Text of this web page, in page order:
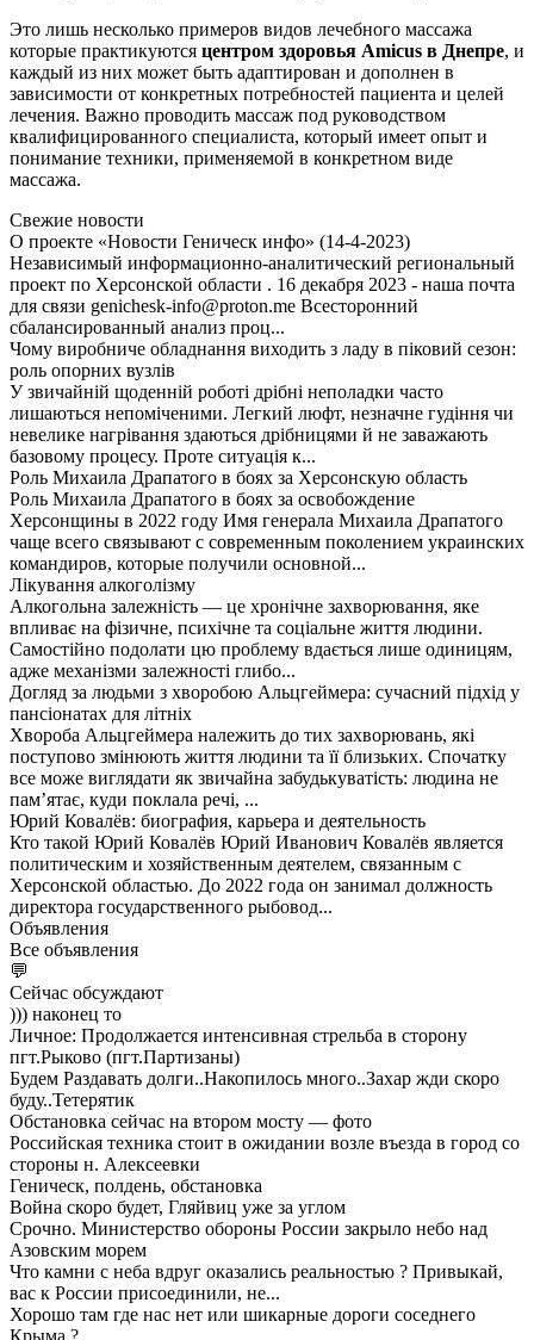
Это лишь несколько примеров видов лечебного массажа
которые практикуются центром здоровья Amicus в Днепре, и
каждый из них может быть адаптирован и дополнен в
зависимости от конкретных потребностей пациента и целей
лечения. Важно проводить массаж под руководством
квалифицированного специалиста, который имеет опыт и
понимание техники, применяемой в конкретном виде
массажа.
Свежие новости
О проекте «Новости Геническ инфо» (14-4-2023)
Независимый информационно-аналитический региональный
проект по Херсонской области . 16 декабря 2023 - наша почта
для связи genichesk-info@proton.me Всесторонний
сбалансированный анализ проц...
Чому виробниче обладнання виходить з ладу в піковий сезон:
роль опорних вузлів
У звичайній щоденній роботі дрібні неполадки часто
лишаються непоміченими. Легкий люфт, незначне гудіння чи
невелике нагрівання здаються дрібницями й не заважають
базовому процесу. Проте ситуація к...
Роль Михаила Драпатого в боях за Херсонскую область
Роль Михаила Драпатого в боях за освобождение
Херсонщины в 2022 году Имя генерала Михаила Драпатого
чаще всего связывают с современным поколением украинских
командиров, которые получили основной...
Лікування алкоголізму
Алкогольна залежність — це хронічне захворювання, яке
впливає на фізичне, психічне та соціальне життя людини.
Самостійно подолати цю проблему вдається лише одиницям,
адже механізми залежності глибо...
Догляд за людьми з хворобою Альцгеймера: сучасний підхід у
пансіонатах для літніх
Хвороба Альцгеймера належить до тих захворювань, які
поступово змінюють життя людини та її близьких. Спочатку
все може виглядати як звичайна забудькуватість: людина не
пам’ятає, куди поклала речі, ...
Юрий Ковалёв: биография, карьера и деятельность
Кто такой Юрий Ковалёв Юрий Иванович Ковалёв является
политическим и хозяйственным деятелем, связанным с
Херсонской областью. До 2022 года он занимал должность
директора государственного рыбовод...
Объявления
Все объявления
💬
Сейчас обсуждают
))) наконец то
Личное: Продолжается интенсивная стрельба в сторону
пгт.Рыково (пгт.Партизаны)
Будем Раздавать долги..Накопилось много..Захар жди скоро
буду..Тетерятик
Обстановка сейчас на втором мосту — фото
Российская техника стоит в ожидании возле въезда в город со
стороны н. Алексеевки
Геническ, полдень, обстановка
Война скоро будет, Гляйвиц уже за углом
Срочно. Министерство обороны России закрыло небо над
Азовским морем
Что камни с неба вдруг оказались реальностью ? Привыкай,
вас к России присоединили, не...
Хорошо там где нас нет или шикарные дороги соседнего
Крыма ?